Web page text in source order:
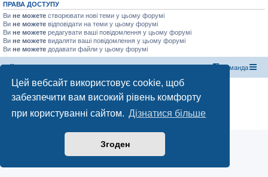
Цей вебсайт використовує cookie, щоб
забезпечити вам високий рівень комфорту
при користуванні сайтом. Дізнатися більше
Згоден
ПРАВА ДОСТУПУ
Ви не можете створювати нові теми у цьому форумі
Ви не можете відповідати на теми у цьому форумі
Ви не можете редагувати ваші повідомлення у цьому форумі
Ви не можете видаляти ваші повідомлення у цьому форумі
Ви не можете додавати файли у цьому форумі
Команда
Працює на phpBB® Forum Software © phpBB Limited
Конфіденційність|Умови